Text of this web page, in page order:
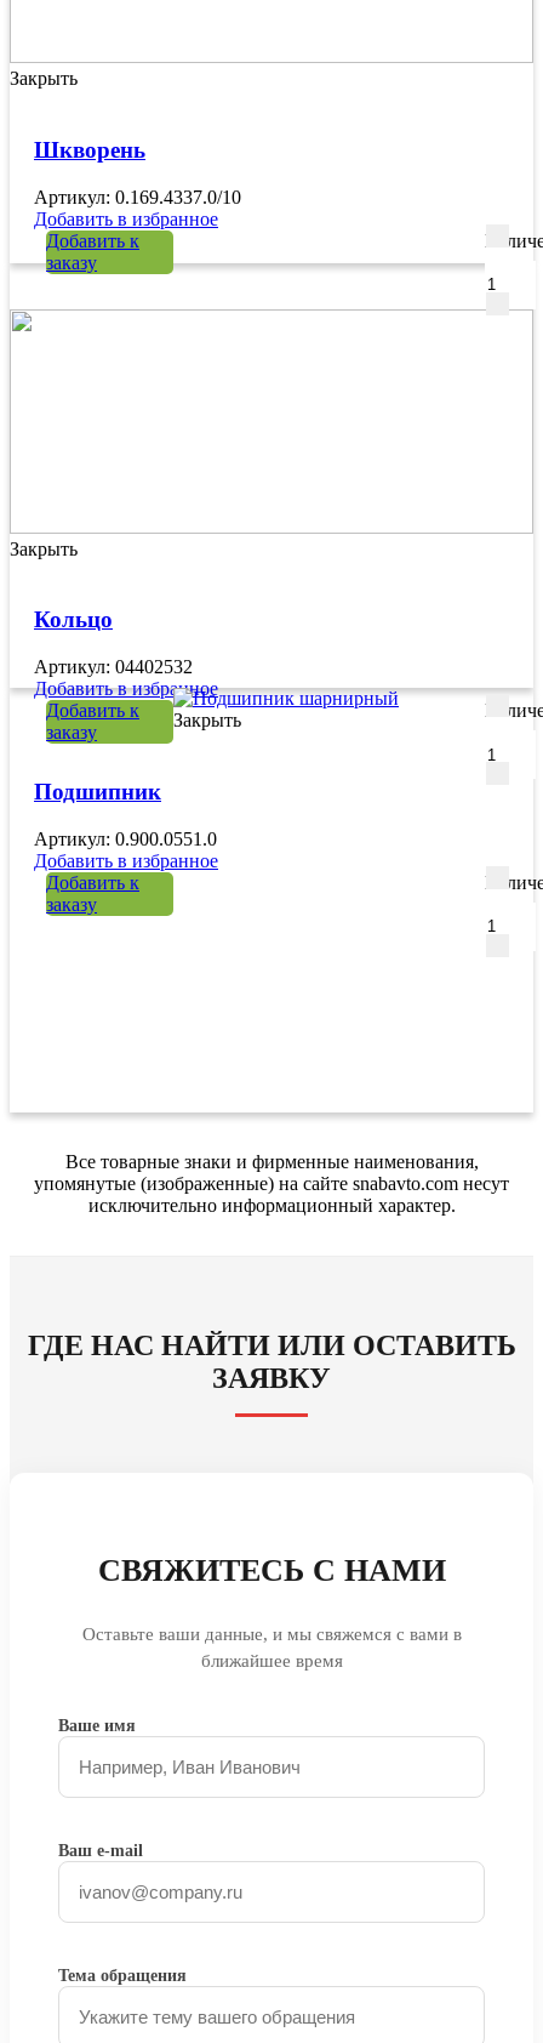
Закрыть
Шкворень
Артикул: 0.169.4337.0/10
Добавить в избранное
Добавить к
заказу
Закрыть
Кольцо
Артикул: 04402532
Добавить в избранное
Добавить к
заказу
Закрыть
Подшипник
Артикул: 0.900.0551.0
Добавить в избранное
Добавить к
заказу
Все товарные знаки и фирменные наименования,
упомянутые (изображенные) на сайте snabavto.com несут
исключительно информационный характер.
ГДЕ НАС НАЙТИ ИЛИ ОСТАВИТЬ
ЗАЯВКУ
СВЯЖИТЕСЬ С НАМИ
Оставьте ваши данные, и мы свяжемся с вами в
ближайшее время
Ваше имя
Ваш e-mail
Тема обращения